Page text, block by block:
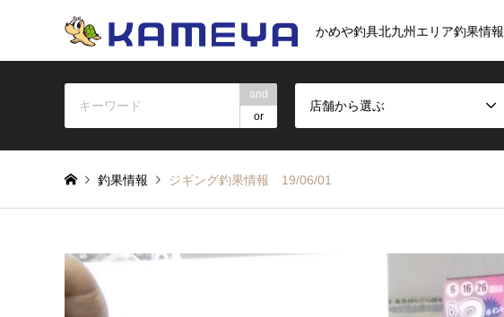
かめや釣具北九州エリア釣果情報
and
or
店舗から選ぶ
釣果情報 ジギング釣果情報 19/06/01